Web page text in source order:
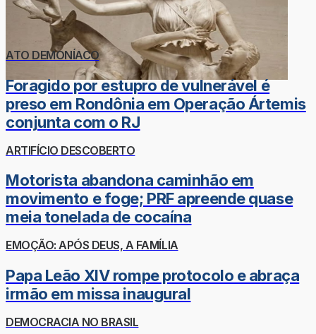
ATO DEMONÍACO
Foragido por estupro de vulnerável é
preso em Rondônia em Operação Ártemis
conjunta com o RJ
ARTIFÍCIO DESCOBERTO
Motorista abandona caminhão em
movimento e foge; PRF apreende quase
meia tonelada de cocaína
EMOÇÃO: APÓS DEUS, A FAMÍLIA
Papa Leão XIV rompe protocolo e abraça
irmão em missa inaugural
DEMOCRACIA NO BRASIL